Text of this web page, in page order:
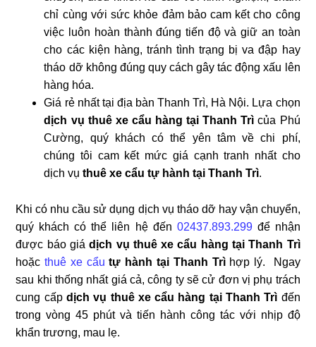
chỉ cùng với sức khỏe đảm bảo cam kết cho công
việc luôn hoàn thành đúng tiến độ và giữ an toàn
cho các kiện hàng, tránh tình trạng bị va đập hay
tháo dỡ không đúng quy cách gây tác động xấu lên
hàng hóa.
Giá rẻ nhất tại địa bàn Thanh Trì, Hà Nội. Lựa chọn
dịch vụ thuê xe cẩu hàng tại Thanh Trì của Phú
Cường, quý khách có thể yên tâm về chi phí,
chúng tôi cam kết mức giá cạnh tranh nhất cho
dịch vụ thuê xe cẩu tự hành tại Thanh Trì.
Khi có nhu cầu sử dụng dịch vụ tháo dỡ hay vận chuyển,
quý khách có thể liên hệ đến 02437.893.299để nhận
được báo giádịch vụ thuê xe cẩu hàng tại Thanh Trì
hoặcthuê xe cẩu tự hành tại Thanh Trìhợp lý. Ngay
sau khi thống nhất giá cả, công ty sẽ cử đơn vị phụ trách
cung cấp dịch vụ thuê xe cẩu hàng tại Thanh Trì đến
trong vòng 45 phút và tiến hành công tác với nhịp độ
khẩn trương, mau lẹ.